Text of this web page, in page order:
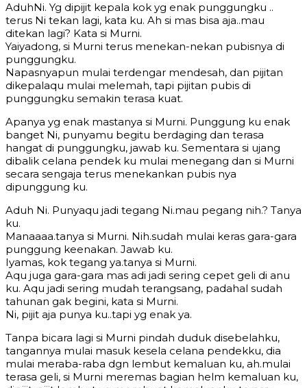
AduhNi. Yg dipijit kepala kok yg enak punggungku ..
terus Ni tekan lagi, kata ku. Ah si mas bisa aja..mau
ditekan lagi? Kata si Murni.
Yaiyadong, si Murni terus menekan-nekan pubisnya di
punggungku.
Napasnyapun mulai terdengar mendesah, dan pijitan
dikepalaqu mulai melemah, tapi pijitan pubis di
punggungku semakin terasa kuat.
Apanya yg enak mastanya si Murni. Punggung ku enak
banget Ni, punyamu begitu berdaging dan terasa
hangat di punggungku, jawab ku. Sementara si ujang
dibalik celana pendek ku mulai menegang dan si Murni
secara sengaja terus menekankan pubis nya
dipunggung ku.
Aduh Ni. Punyaqu jadi tegang Ni.mau pegang nih.? Tanya
ku.
Manaaaa.tanya si Murni. Nih.sudah mulai keras gara-gara
punggung keenakan. Jawab ku.
Iyamas, kok tegang ya.tanya si Murni.
Aqu juga gara-gara mas adi jadi sering cepet geli di anu
ku. Aqu jadi sering mudah terangsang, padahal sudah
tahunan gak begini, kata si Murni.
Ni, pijit aja punya ku..tapi yg enak ya.
Tanpa bicara lagi si Murni pindah duduk disebelahku,
tangannya mulai masuk kesela celana pendekku, dia
mulai meraba-raba dgn lembut kemaluan ku, ah.mulai
terasa geli, si Murni meremas bagian helm kemaluan ku,